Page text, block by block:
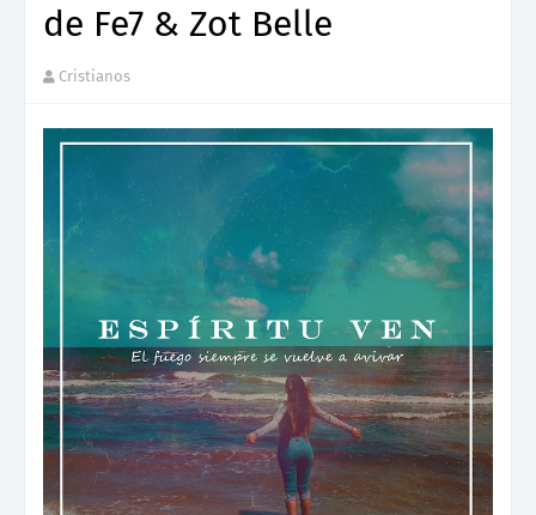
de Fe7 & Zot Belle
Cristianos